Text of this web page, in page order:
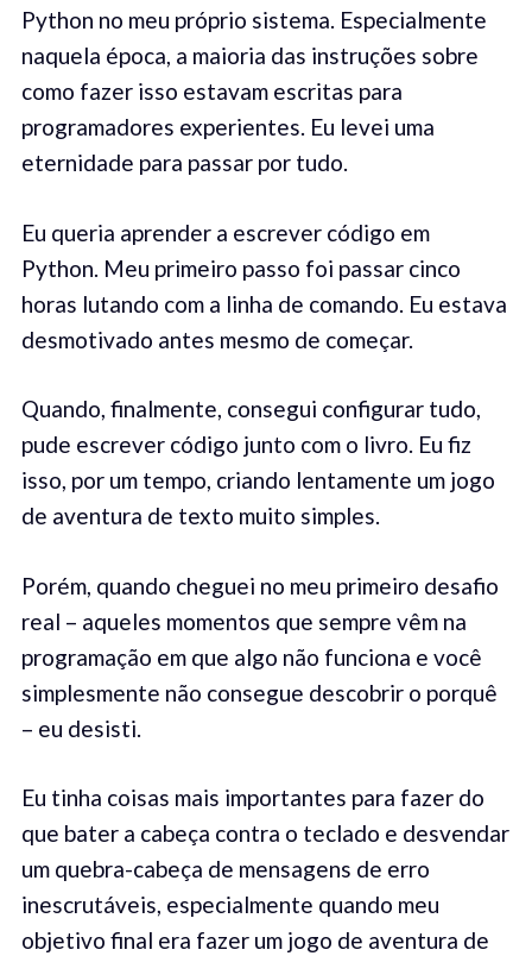
Python no meu próprio sistema. Especialmente
naquela época, a maioria das instruções sobre
como fazer isso estavam escritas para
programadores experientes. Eu levei uma
eternidade para passar por tudo.
Eu queria aprender a escrever código em
Python. Meu primeiro passo foi passar cinco
horas lutando com a linha de comando. Eu estava
desmotivado antes mesmo de começar.
Quando, finalmente, consegui configurar tudo,
pude escrever código junto com o livro. Eu fiz
isso, por um tempo, criando lentamente um jogo
de aventura de texto muito simples.
Porém, quando cheguei no meu primeiro desafio
real – aqueles momentos que sempre vêm na
programação em que algo não funciona e você
simplesmente não consegue descobrir o porquê
– eu desisti.
Eu tinha coisas mais importantes para fazer do
que bater a cabeça contra o teclado e desvendar
um quebra-cabeça de mensagens de erro
inescrutáveis, especialmente quando meu
objetivo final era fazer um jogo de aventura de